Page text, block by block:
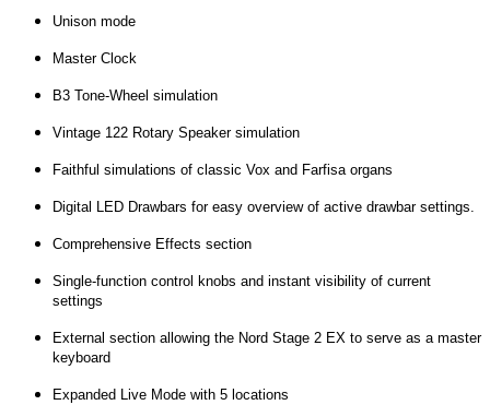
Unison mode
Master Clock
B3 Tone-Wheel simulation
Vintage 122 Rotary Speaker simulation
Faithful simulations of classic Vox and Farfisa organs
Digital LED Drawbars for easy overview of active drawbar settings.
Comprehensive Effects section
Single-function control knobs and instant visibility of current
settings
External section allowing the Nord Stage 2 EX to serve as a master
keyboard
Expanded Live Mode with 5 locations